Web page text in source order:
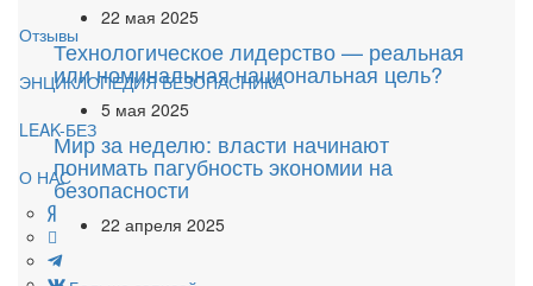
Отзывы
ЭНЦИКЛОПЕДИЯ БЕЗОПАСНИКА
LEAK-БЕЗ
О НАС
22 мая 2025
Технологическое лидерство — реальная
или номинальная национальная цель?
5 мая 2025
Мир за неделю: власти начинают
понимать пагубность экономии на
безопасности
22 апреля 2025